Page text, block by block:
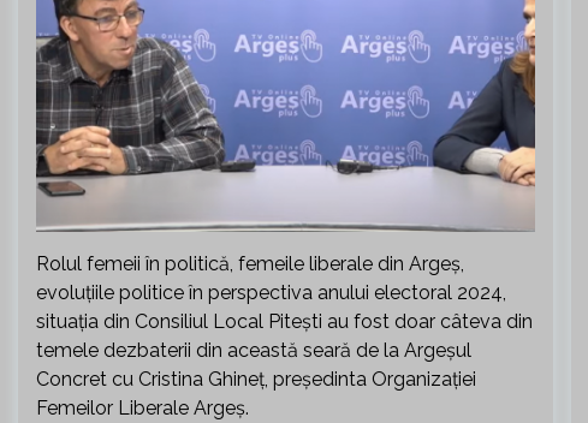
Rolul femeii în politică, femeile liberale din Argeș,
evoluțiile politice în perspectiva anului electoral 2024,
situația din Consiliul Local Pitești au fost doar câteva din
temele dezbaterii din această seară de la Argeșul
Concret cu Cristina Ghineț, președinta Organizației
Femeilor Liberale Argeș.